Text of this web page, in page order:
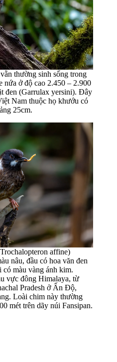
thường sinh sống trong
nứa ở độ cao 2.450 – 2.900
đen (Garrulax yersini). Đây
Nam thuộc họ khướu có
25cm.
affine)
nâu, đầu có hoa văn đen
có màu vàng ánh kim.
vực đông Himalaya, từ
Pradesh ở Ấn Độ,
Loài chim này thường
mét trên dãy núi Fansipan.